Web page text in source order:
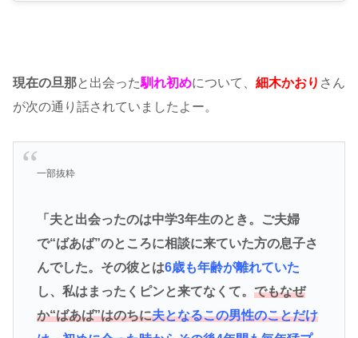
現在の旦那と出会った馴れ初めについて、 細木かおり さん
が次の通り話されていましたよー。
一部抜粋
「夫と出会ったのは中学3年生のとき。ご夫婦
で“ばあば”のところに相談に来ていた方の息子さ
んでした。その彼とは6歳も年齢が離れていた
し、私はまったくピンと来てなくて。 でもなぜ
か“ばあば”はのちに夫となるこの男性のことだけ